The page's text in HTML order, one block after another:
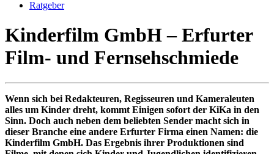
Ratgeber
Kinderfilm GmbH – Erfurter
Film- und Fernsehschmiede
Wenn sich bei Redakteuren, Regisseuren und Kameraleuten
alles um Kinder dreht, kommt Einigen sofort der KiKa in den
Sinn. Doch auch neben dem beliebten Sender macht sich in
dieser Branche eine andere Erfurter Firma einen Namen: die
Kinderfilm GmbH. Das Ergebnis ihrer Produktionen sind